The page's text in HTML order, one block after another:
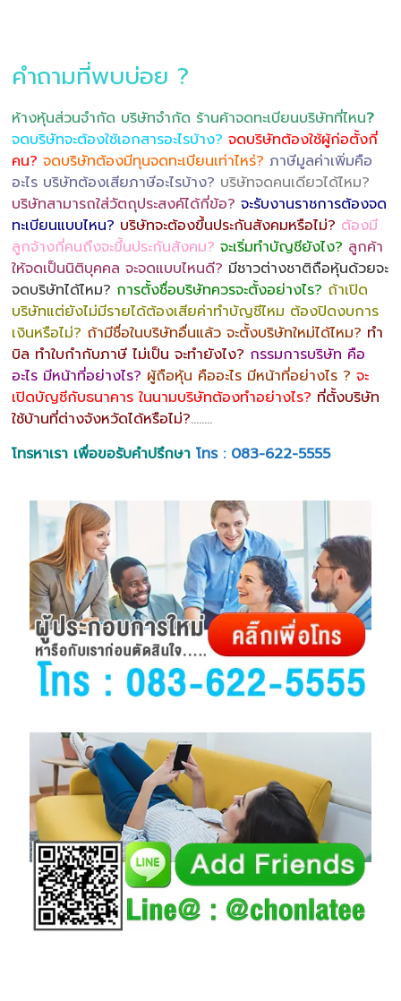
คำถามที่พบบ่อย ?
ห้างหุ้นส่วนจำกัด บริษัทจำกัด ร้านค้าจดทะเบียนบริษัทที่ไหน?
จดบริษัทจะต้องใช้เอกสารอะไรบ้าง? จดบริษัทต้องใช้ผู้ก่อตั้งกี่
คน? จดบริษัทต้องมีทุนจดทะเบียนเท่าไหร่? ภาษีมูลค่าเพิ่มคือ
อะไร บริษัทต้องเสียภาษีอะไรบ้าง? บริษัทจดคนเดียวได้ไหม?
บริษัทสามารถใส่วัตถุประสงค์ได้กี่ข้อ? จะรับงานราชการต้องจด
ทะเบียนแบบไหน? บริษัทจะต้องขึ้นประกันสังคมหรือไม่? ต้องมี
ลูกจ้างกี่คนถึงจะขึ้นประกันสังคม? จะเริ่มทำบัญชียังไง? ลูกค้า
ให้จดเป็นนิติบุคคล จะจดแบบไหนดี? มีชาวต่างชาติถือหุ้นด้วยจะ
จดบริษัทได้ไหม? การตั้งชื่อบริษัทควรจะตั้งอย่างไร? ถ้าเปิด
บริษัทแต่ยังไม่มีรายได้ต้องเสียค่าทำบัญชีไหม ต้องปิดงบการ
เงินหรือไม่? ถ้ามีชื่อในบริษัทอื่นแล้ว จะตั้งบริษัทใหม่ได้ไหม? ทำ
บิล ทำใบกำกับภาษี ไม่เป็น จะทำยังไง? กรรมการบริษัท คือ
อะไร มีหน้าที่อย่างไร? ผู้ถือหุ้น คืออะไร มีหน้าที่อย่างไร ? จะ
เปิดบัญชีกับธนาคาร ในนามบริษัทต้องทำอย่างไร? ที่ตั้งบริษัท
ใช้บ้านที่ต่างจังหวัดได้หรือไม่?……..
โทรหาเรา เพื่อขอรับคำปรึกษา โทร : 083-622-5555